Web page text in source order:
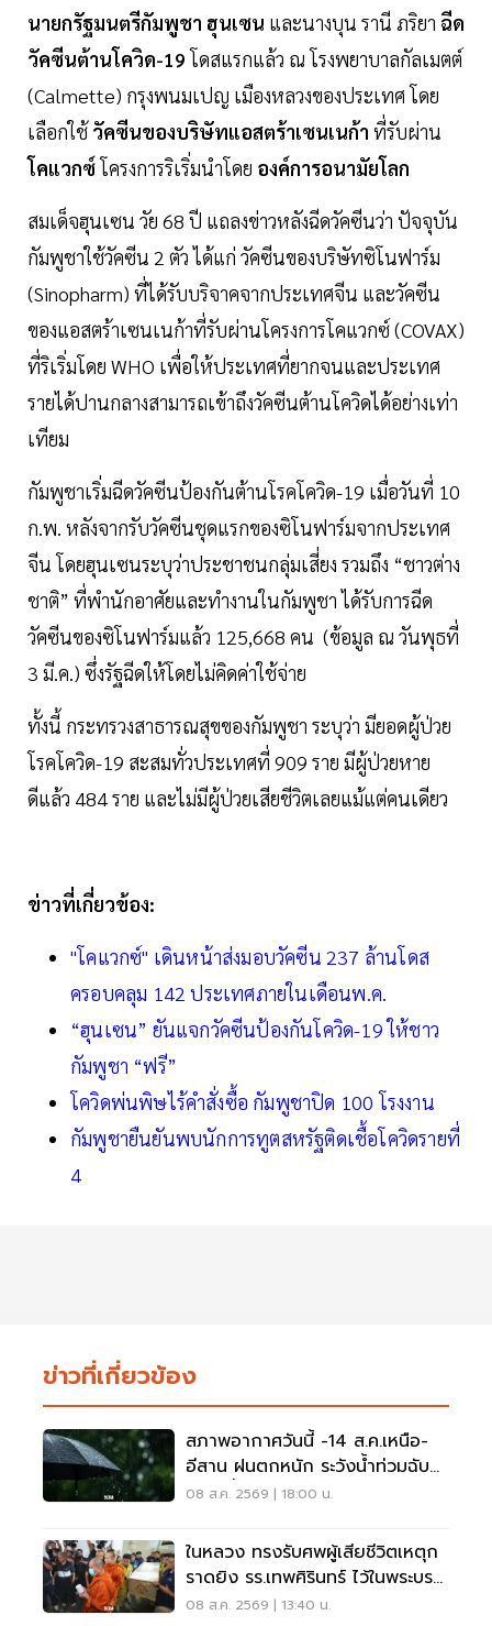
นายกรัฐมนตรีกัมพูชา ฮุนเซน และนางบุน รานี ภริยา ฉีด
วัคซีนต้านโควิด-19โดสแรกแล้ว ณ โรงพยาบาลกัลเมตต์
(Calmette) กรุงพนมเปญ เมืองหลวงของประเทศ โดย
เลือกใช้วัคซีนของบริษัทแอสตร้าเซนเนก้า ที่รับผ่าน
โคแวกซ์โครงการริเริ่มนำโดย องค์การอนามัยโลก
สมเด็จฮุนเซน วัย 68 ปี แถลงข่าวหลังฉีดวัคซีนว่า ปัจจุบัน
กัมพูชาใช้วัคซีน 2 ตัว ได้แก่ วัคซีนของบริษัทซิโนฟาร์ม
(Sinopharm) ที่ได้รับบริจาคจากประเทศจีน และวัคซีน
ของแอสตร้าเซนเนก้าที่รับผ่านโครงการโคแวกซ์ (COVAX)
ที่ริเริ่มโดย WHO เพื่อให้ประเทศที่ยากจนและประเทศ
รายได้ปานกลางสามารถเข้าถึงวัคซีนต้านโควิดได้อย่างเท่า
เทียม
กัมพูชาเริ่มฉีดวัคซีนป้องกันต้านโรคโควิด-19 เมื่อวันที่ 10
ก.พ. หลังจากรับวัคซีนชุดแรกของซิโนฟาร์มจากประเทศ
จีน โดยฮุนเซนระบุว่าประชาชนกลุ่มเสี่ยง รวมถึง “ชาวต่าง
ชาติ” ที่พำนักอาศัยและทำงานในกัมพูชา ได้รับการฉีด
วัคซีนของซิโนฟาร์มแล้ว 125,668 คน (ข้อมูล ณ วันพุธที่
3 มี.ค.) ซึ่งรัฐฉีดให้โดยไม่คิดค่าใช้จ่าย
ทั้งนี้ กระทรวงสาธารณสุขของกัมพูชา ระบุว่า มียอดผู้ป่วย
โรคโควิด-19 สะสมทั่วประเทศที่ 909 ราย มีผู้ป่วยหาย
ดีแล้ว 484 ราย และไม่มีผู้ป่วยเสียชีวิตเลยแม้แต่คนเดียว
ข่าวที่เกี่ยวข้อง:
"โคแวกซ์" เดินหน้าส่งมอบวัคซีน 237 ล้านโดส
ครอบคลุม 142 ประเทศภายในเดือนพ.ค.
“ฮุนเซน” ยันแจกวัคซีนป้องกันโควิด-19 ให้ชาว
กัมพูชา “ฟรี”
โควิดพ่นพิษไร้คำสั่งซื้อ กัมพูชาปิด 100 โรงงาน
กัมพูชายืนยันพบนักการทูตสหรัฐติดเชื้อโควิดรายที่
4
ข่าวที่เกี่ยวข้อง
สภาพอากาศวันนี้ -14 ส.ค.เหนือ-
อีสาน ฝนตกหนัก ระวังน้ำท่วมฉับ
พลัน น้ำป่าไหลหลาก
08 ส.ค. 2569 | 18:00 น.
ในหลวง ทรงรับศพผู้เสียชีวิตเหตุก
ราดยิง รร.เทพศิรินทร์ ไว้ในพระบรม
ราชานุเคราะห์
08 ส.ค. 2569 | 13:40 น.